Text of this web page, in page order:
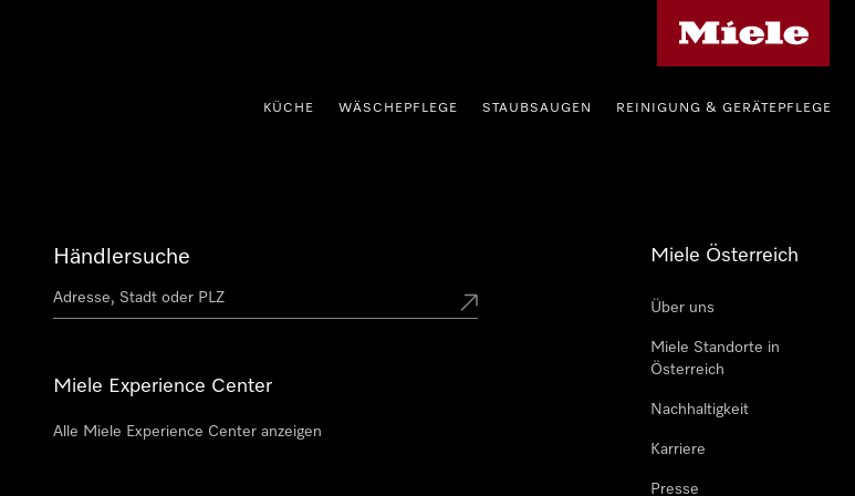
KÜCHE WÄSCHEPFLEGE STAUBSAUGEN REINIGUNG & GERÄTEPFLEGE
Händlersuche
Miele Experience Center
Alle Miele Experience Center anzeigen
Miele Österreich
Über uns
Miele Standorte in
Österreich
Nachhaltigkeit
Karriere
Presse